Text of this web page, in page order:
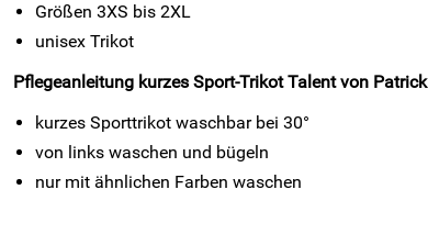
Größen 3XS bis 2XL
unisex Trikot
Pflegeanleitung kurzes Sport-Trikot Talent von Patrick
kurzes Sporttrikot waschbar bei 30°
von links waschen und bügeln
nur mit ähnlichen Farben waschen